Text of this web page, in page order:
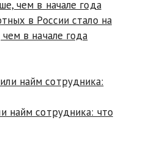
в России стало на
в начале года
найм сотрудника: что